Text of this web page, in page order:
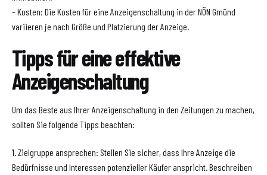
– Kosten: Die Kosten für eine Anzeigenschaltung in der NÖN Gmünd
variieren je nach Größe und Platzierung der Anzeige.
Tipps für eine effektive
Anzeigenschaltung
Um das Beste aus Ihrer Anzeigenschaltung in den Zeitungen zu machen,
sollten Sie folgende Tipps beachten:
1. Zielgruppe ansprechen: Stellen Sie sicher, dass Ihre Anzeige die
Bedürfnisse und Interessen potenzieller Käufer anspricht. Beschreiben